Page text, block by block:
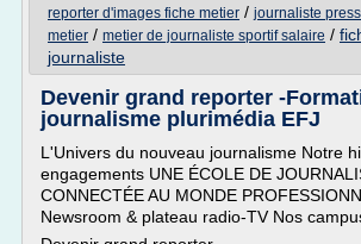
reporter d'images fiche metier / journaliste
metier / metier de journaliste sportif salaire /
journaliste
Devenir grand reporter -
journalisme plurimédia EFJ
L'Univers du nouveau journalisme Notre
engagements UNE ÉCOLE DE
CONNECTÉE AU MONDE
Newsroom & plateau radio-TV Nos